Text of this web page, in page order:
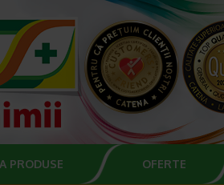
PRODUSE OFERTE